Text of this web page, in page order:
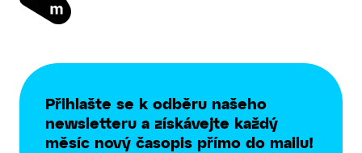
Přihlašte se k odběru našeho
newsletteru a získávejte každý
měsíc nový časopis přímo do mailu!